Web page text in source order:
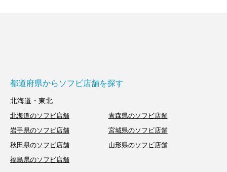
都道府県からソフビ店舗を探す
北海道・東北
北海道のソフビ店舗
青森県のソフビ店舗
岩手県のソフビ店舗
宮城県のソフビ店舗
秋田県のソフビ店舗
山形県のソフビ店舗
福島県のソフビ店舗